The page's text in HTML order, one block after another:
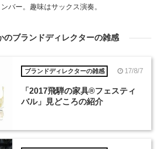
バー。趣味はサックス演奏。
のブランドディレクターの雑感
ブランドディレクターの雑感 17/8/7
「2017飛騨の家具®︎フェスティ
バル」見どころの紹介